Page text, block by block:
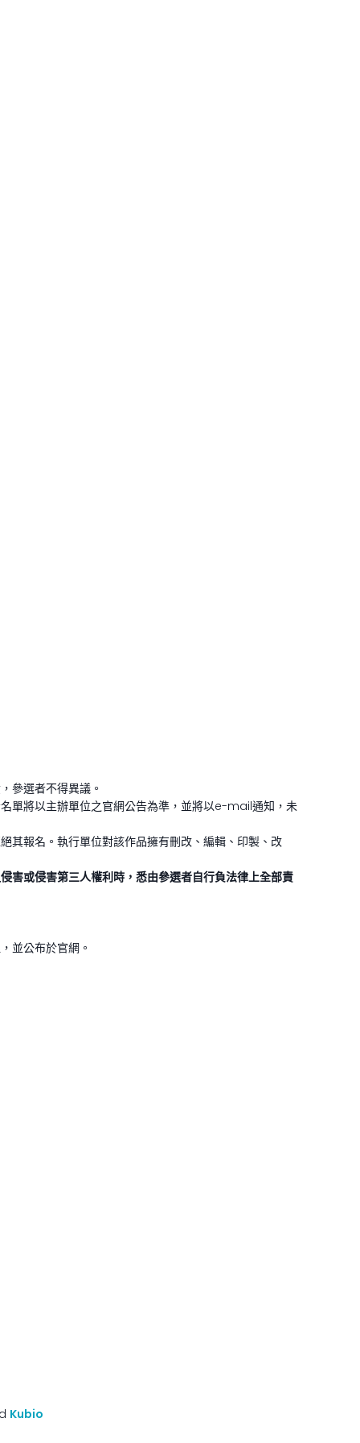
參選者不得異議。
單將以主辦單位之官網公告為準，並將以e-mail通知，未
其報名。執行單位對該作品擁有刪改、編輯、印製、改
害或侵害第三人權利時，悉由參選者自行負法律上全部責
並公布於官網。
Kubio